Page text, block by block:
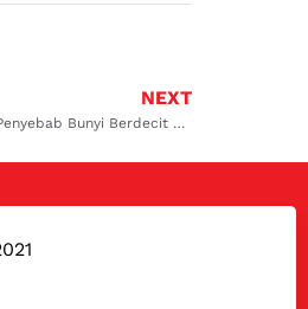
NEXT
Penyebab Bunyi Berdecit Saat AC Mobil Dihidupkan dan Solusinya